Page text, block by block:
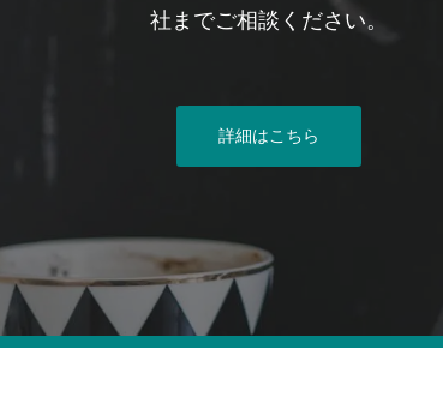
MAIL:
(さらに…)
社までご相談ください。
詳細はこちら